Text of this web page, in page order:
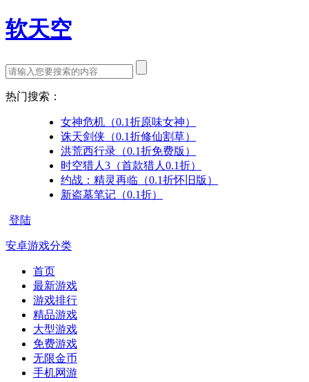
软天空
热门搜索：
女神危机（0.1折原味女神）
诛天剑侠（0.1折修仙割草）
洪荒西行录（0.1折免费版）
时空猎人3（首款猎人0.1折）
约战：精灵再临（0.1折怀旧版）
新盗墓笔记（0.1折）
登陆
安卓游戏分类
首页
最新游戏
游戏排行
精品游戏
大型游戏
免费游戏
无限金币
手机网游